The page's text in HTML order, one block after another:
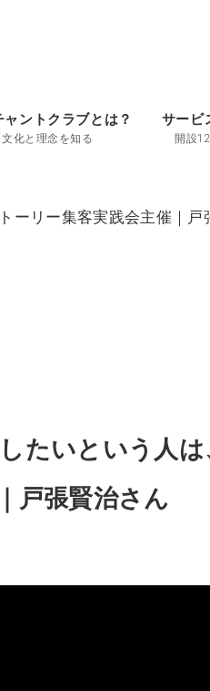
ャントクラブとは？
文化と理念を知る
サービ
開設
ーリー集客実践会主催｜戸
たいという人
戸張賢治さん